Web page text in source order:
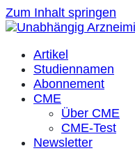
Zum Inhalt springen
Artikel
Studiennamen
Abonnement
CME
Über CME
CME-Test
Newsletter